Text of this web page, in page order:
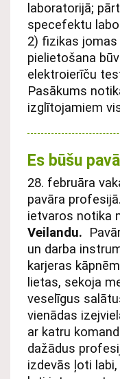
laboratorijā;
specefektu
2) fizikas
pielietošana
elektroierīču
Pasākums
izglītojamiem
Es būšu
28. februāra
pavāra
ietvaros notika
Veilandu.
un darba
karjeras
lietas, sekoja
veselīgus
vienādas
ar katru
dažādus
izdevās ļoti